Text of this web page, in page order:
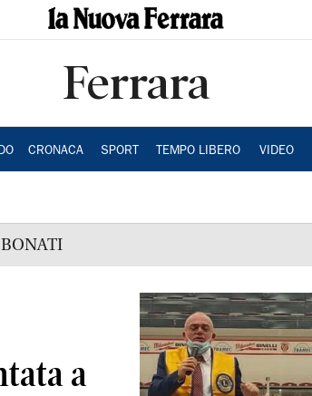
Ferrara
CRONACA SPORT TEMPO LIBERO VIDEO
a